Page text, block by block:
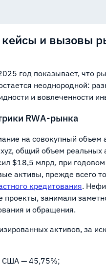
и вызовы
год показывает, что
неоднородной:
и вовлеченности
RWA-рынка
на совокупный
общий объем
$18,5 млрд, при
активы, прежде всего
кредитования.
проекты, занимали
и обращения.
активов, за
США — 45,75%;